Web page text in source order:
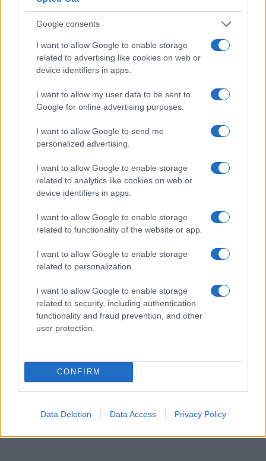
Google consents
I want to allow Google to enable storage
related to advertising like cookies on web or
device identifiers in apps.
I want to allow my user data to be sent to
Google for online advertising purposes.
I want to allow Google to send me
personalized advertising.
I want to allow Google to enable storage
related to analytics like cookies on web or
device identifiers in apps.
I want to allow Google to enable storage
related to functionality of the website or app.
I want to allow Google to enable storage
related to personalization.
I want to allow Google to enable storage
related to security, including authentication
functionality and fraud prevention, and other
user protection.
CONFIRM
Data Deletion Data Access Privacy Policy
közvetlen találata okozta. Egy személy
állítólag közepesen súlyos, hét másik pedig
könnyű sérüléseket szenvedett.
Az izraeli Magen David Adom szerint a
mentőcsapatok több helyszínen is
beavatkoztak, sérülteket kerestek és több
Összesen 22 könnyű sérültet láttak el és
szállítottak kórházba.
A United Hatzalah szerint önkéntesek
sérüléseket szenvedett nőt, és körülbelül 10
másik, könnyebb sérüléseket szenvedett
személynek nyújtottak segítséget.
Iráni rakétatűz Izrael ellen: 24 halott,
804 sebesült